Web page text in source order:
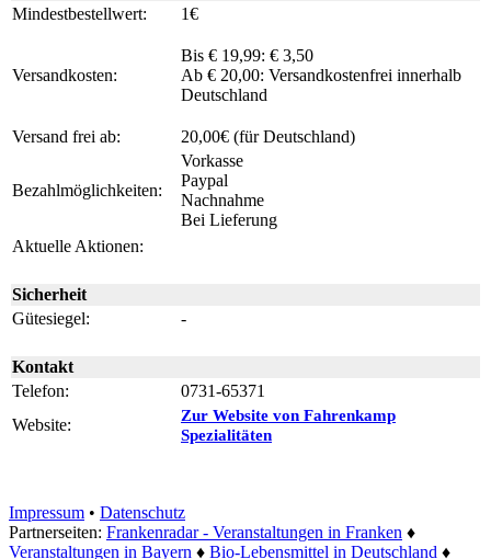
Mindestbestellwert:
1€
Versandkosten:
Bis € 19,99: € 3,50
Ab € 20,00: Versandkostenfrei innerhalb
Deutschland
Versand frei ab: 20,00€ (für Deutschland)
Bezahlmöglichkeiten:
Vorkasse
Paypal
Nachnahme
Bei Lieferung
Aktuelle Aktionen:
Sicherheit
Gütesiegel:
-
Kontakt
Telefon:
0731-65371
Website:
Zur Website von Fahrenkamp
Spezialitäten
Impressum • Datenschutz
Partnerseiten: Frankenradar - Veranstaltungen in Franken ♦
Veranstaltungen in Bayern ♦ Bio-Lebensmittel in Deutschland ♦